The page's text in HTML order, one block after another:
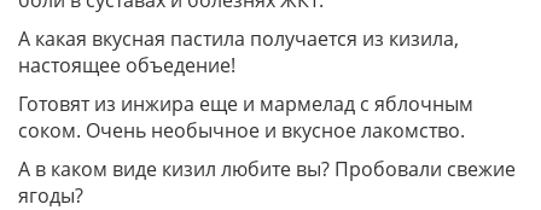
А какая вкусная пастила получается из кизила,
настоящее объедение!
Готовят из инжира еще и мармелад с яблочным
соком. Очень необычное и вкусное лакомство.
А в каком виде кизил любите вы? Пробовали свежие
ягоды?